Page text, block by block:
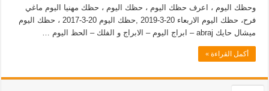
وحظك اليوم ، اعرف حظك اليوم ، حظك اليوم ، حظك مهنيا اليوم ماغي
فرح، حظك اليوم الاربعاء 20-3-2019 ,حظك اليوم 20-3-2017 ، حظك اليوم
ميشال حايك abraj – ابراج اليوم – الابراج و الفلك – الحظ اليوم …
أكمل القراءة »